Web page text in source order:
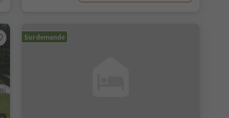
Sur demande